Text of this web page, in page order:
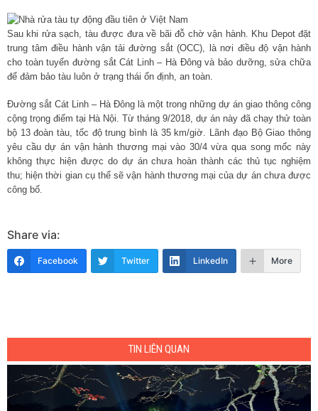
Sau khi rửa sạch, tàu được đưa về bãi đỗ chờ vận hành. Khu Depot đặt
trung tâm điều hành vận tải đường sắt (OCC), là nơi điều độ vận hành
cho toàn tuyến đường sắt Cát Linh – Hà Đông và bảo dưỡng, sửa chữa
để đảm bảo tàu luôn ở trạng thái ổn định, an toàn.
Đường sắt Cát Linh – Hà Đông là một trong những dự án giao thông công
cộng trọng điểm tại Hà Nội. Từ tháng 9/2018, dự án này đã chạy thử toàn
bộ 13 đoàn tàu, tốc độ trung bình là 35 km/giờ. Lãnh đạo Bộ Giao thông
yêu cầu dự án vận hành thương mại vào 30/4 vừa qua song mốc này
không thực hiện được do dự án chưa hoàn thành các thủ tục nghiệm
thu; hiện thời gian cụ thể sẽ vận hành thương mại của dự án chưa được
công bố.
Share via:
Facebook Twitter LinkedIn More
TIN LIÊN QUAN